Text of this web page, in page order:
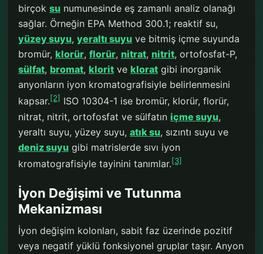
birçok su numunesinde eş zamanlı analiz olanağı
sağlar. Örneğin EPA Method 300.1; reaktif su,
yüzey suyu, yeraltı suyu ve bitmiş içme suyunda
bromür, klorür, florür, nitrat, nitrit, ortofosfat-P,
sülfat, bromat, klorit ve klorat gibi inorganik
anyonların iyon kromatografisiyle belirlenmesini
kapsar.[2] ISO 10304-1 ise bromür, klorür, florür,
nitrat, nitrit, ortofosfat ve sülfatın içme suyu,
yeraltı suyu, yüzey suyu, atık su, sızıntı suyu ve
deniz suyu gibi matrislerde sıvı iyon
kromatografisiyle tayinini tanımlar.[3]
İyon Değişimi ve Tutunma
Mekanizması
İyon değişim kolonları, sabit faz üzerinde pozitif
veya negatif yüklü fonksiyonel gruplar taşır. Anyon